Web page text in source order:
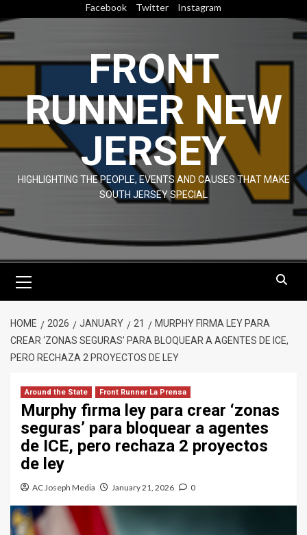
to
content
Facebook Twitter Instagram
FRONT
RUNNER NEW
JERSEY
HIGHLIGHTING THE PEOPLE, EVENTS AND CAUSES THAT MAKE
SOUTH JERSEY SPECIAL
Menu
HOME 2026 JANUARY 21
MURPHY FIRMA LEY PARA
CREAR ‘ZONAS SEGURAS’ PARA BLOQUEAR A AGENTES DE ICE,
PERO RECHAZA 2 PROYECTOS DE LEY
Around the State Front Runner La Prensa
Murphy firma ley para crear ‘zonas
seguras’ para bloquear a agentes
de ICE, pero rechaza 2 proyectos
de ley
AC Joseph Media January 21, 2026 0